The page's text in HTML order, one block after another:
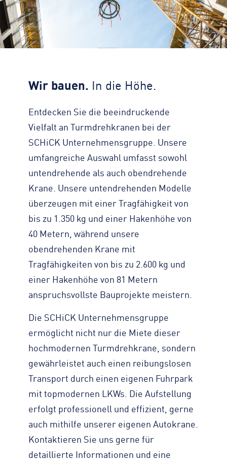
Straßenreinigung
Turmdrehkran
Baumaschinen
Zahlen, Daten, Fakten
Standorte
Geschichte
Nachhaltigkeit
KONTAKT
Impressum
Datenschutz
Hinweisgeber
Wir bauen. In die Höhe.
Entdecken Sie die beeindruckende
Vielfalt an Turmdrehkranen bei der
SCHiCK Unternehmensgruppe. Unsere
umfangreiche Auswahl umfasst sowohl
untendrehende als auch obendrehende
Krane. Unsere untendrehenden Modelle
überzeugen mit einer Tragfähigkeit von
bis zu 1.350 kg und einer Hakenhöhe von
40 Metern, während unsere
obendrehenden Krane mit
Tragfähigkeiten von bis zu 2.600 kg und
einer Hakenhöhe von 81 Metern
anspruchsvollste Bauprojekte meistern.
Die SCHiCK Unternehmensgruppe
ermöglicht nicht nur die Miete dieser
hochmodernen Turmdrehkrane, sondern
gewährleistet auch einen reibungslosen
Transport durch einen eigenen Fuhrpark
mit topmodernen LKWs. Die Aufstellung
erfolgt professionell und effizient, gerne
auch mithilfe unserer eigenen Autokrane.
Kontaktieren Sie uns gerne für
detaillierte Informationen und eine